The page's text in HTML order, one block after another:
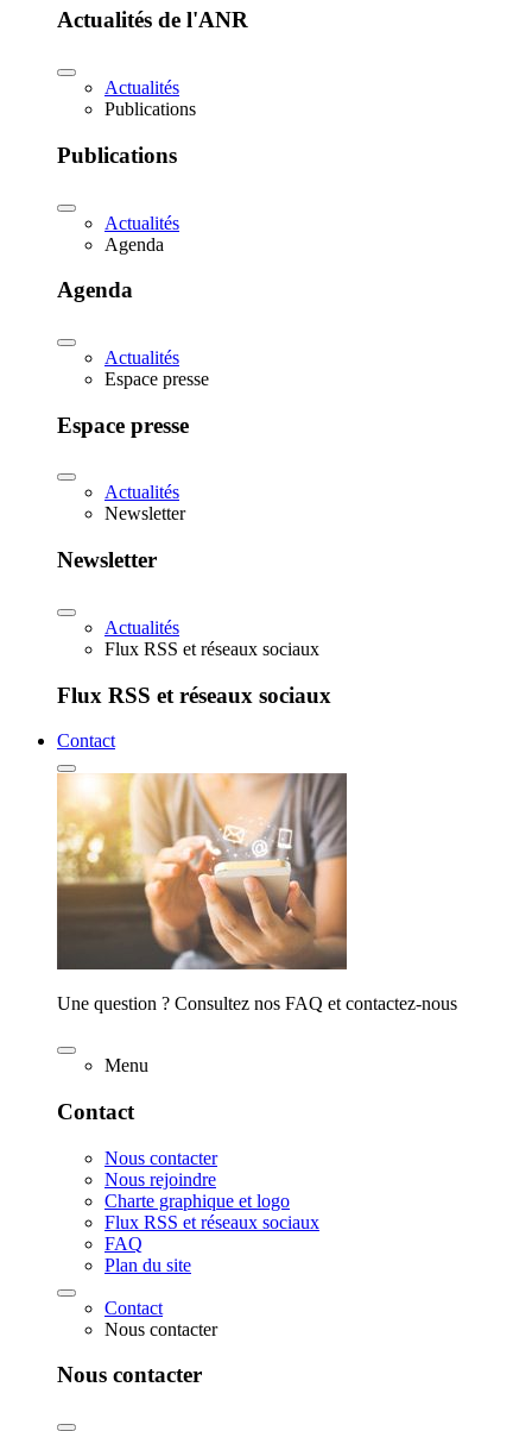
Actualités de l'ANR
Actualités
Publications
Publications
Actualités
Agenda
Agenda
Actualités
Espace presse
Espace presse
Actualités
Newsletter
Newsletter
Actualités
Flux RSS et réseaux sociaux
Flux RSS et réseaux sociaux
Contact
Une question ? Consultez nos FAQ et contactez-nous
Menu
Contact
Nous contacter
Nous rejoindre
Charte graphique et logo
Flux RSS et réseaux sociaux
FAQ
Plan du site
Contact
Nous contacter
Nous contacter